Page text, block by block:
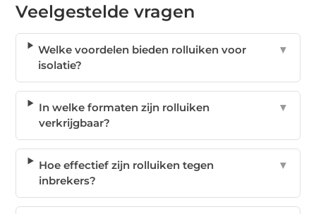
Veelgestelde vragen
Welke voordelen bieden rolluiken voor
isolatie?
▼
In welke formaten zijn rolluiken
verkrijgbaar?
▼
Hoe effectief zijn rolluiken tegen
inbrekers?
▼